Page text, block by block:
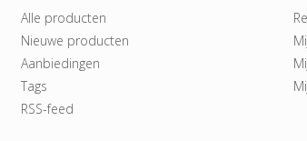
Alle producten
Nieuwe producten
Aanbiedingen
Tags
RSS-feed